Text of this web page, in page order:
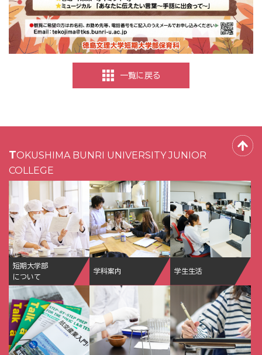
一覧に戻る
TOKUSHIMA BUNRI UNIVERSITY JUNIOR
COLLEGE
短期大学部
について
学科案内 学生生活